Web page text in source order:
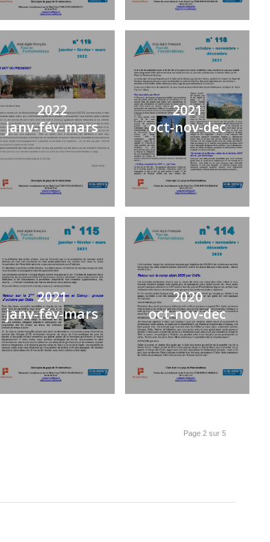
2022
janv-fév-mars
2021
oct-nov-dec
2021
janv-fév-mars
2020
oct-nov-dec
Page 2 sur 5